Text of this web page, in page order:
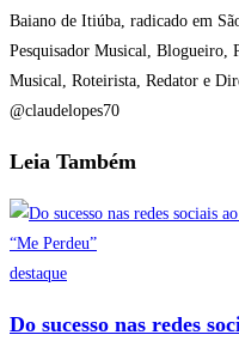
Baiano de Itiúba, radicado em
Pesquisador Musical, Blogueiro,
Musical, Roteirista, Redator e
@claudelopes70
Leia Também
destaque
Do sucesso nas redes